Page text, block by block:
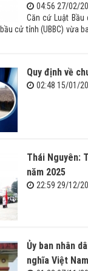
04:56 27/02/
Căn cứ Luật
cử tỉnh (UBBC) vừa
Quy định về
02:48 15/01/
Thái Nguyên:
năm 2025
22:59 29/12/
Ủy ban nhân
nghĩa Việt